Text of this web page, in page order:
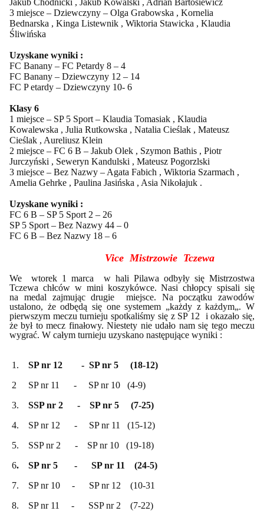
Jakub Chodnicki , Jakub Kowalski , Adrian Bartosiewicz
3 miejsce – Dziewczyny – Olga Grabowska , Kornelia
Bednarska , Kinga Listewnik , Wiktoria Stawicka , Klaudia
Śliwińska
Uzyskane wyniki :
FC Banany – FC Petardy 8 – 4
FC Banany – Dziewczyny 12 – 14
FC P etardy – Dziewczyny 10- 6
Klasy 6
1 miejsce – SP 5 Sport – Klaudia Tomasiak , Klaudia
Kowalewska , Julia Rutkowska , Natalia Cieślak , Mateusz
Cieślak , Aureliusz Klein
2 miejsce – FC 6 B – Jakub Olek , Szymon Bathis , Piotr
Jurczyński , Seweryn Kandulski , Mateusz Pogorzlski
3 miejsce – Bez Nazwy – Agata Fabich , Wiktoria Szarmach ,
Amelia Gehrke , Paulina Jasińska , Asia Nikołajuk .
Uzyskane wyniki :
FC 6 B – SP 5 Sport 2 – 26
SP 5 Sport – Bez Nazwy 44 – 0
FC 6 B – Bez Nazwy 18 – 6
Vice Mistrzowie Tczewa
We wtorek 1 marca w hali Pilawa odbyły się Mistrzostwa
Tczewa chłców w mini koszykówce. Nasi chłopcy spisali się
na medal zajmując drugie miejsce. Na początku zawodów
ustalono, że odbędą się one systemem „każdy z każdym„. W
pierwszym meczu turnieju spotkaliśmy się z SP 12 i okazało się,
że był to mecz finałowy. Niestety nie udało nam się tego meczu
wygrać. W całym turnieju uzyskano następujące wyniki :
1. SP nr 12 - SP nr 5 (18-12)
2 SP nr 11 - SP nr 10 (4-9)
3. SSP nr 2 - SP nr 5 (7-25)
4. SP nr 12 - SP nr 11 (15-12)
5. SSP nr 2 - SP nr 10 (19-18)
6. SP nr 5 - SP nr 11 (24-5)
7. SP nr 10 - SP nr 12 (10-31
8. SP nr 11 - SSP nr 2 (7-22)